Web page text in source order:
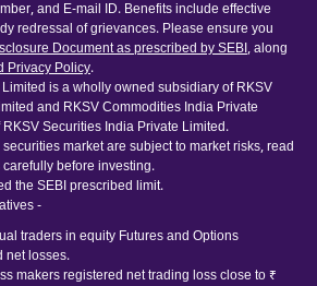
and E-mail ID. Benefits include effective
redressal of grievances. Please ensure you
Document as prescribed by SEBI, along
Privacy Policy.
is a wholly owned subsidiary of RKSV
and RKSV Commodities India Private
Securities India Private Limited.
market are subject to market risks, read
before investing.
the SEBI prescribed limit.
-
traders in equity Futures and Options
net losses.
makers registered net trading loss close to ₹